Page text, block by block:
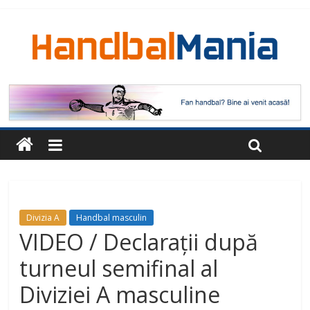
Divizia A Handbal masculin
VIDEO / Declarații după
turneul semifinal al
Diviziei A masculine